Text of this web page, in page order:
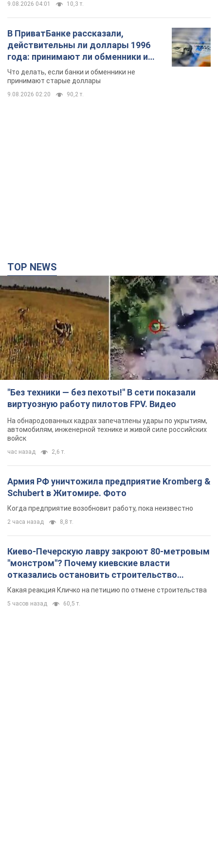
9.08.2026 04:01 10,3 т.
В ПриватБанке рассказали,
действительны ли доллары 1996
года: принимают ли обменники и
банки такие купюры
Что делать, если банки и обменники не
принимают старые доллары
9.08.2026 02:20 90,2 т.
TOP NEWS
"Без техники — без пехоты!" В сети показали
виртуозную работу пилотов FPV. Видео
На обнародованных кадрах запечатлены удары по укрытиям,
автомобилям, инженерной технике и живой силе российских
войск
час назад 2,6 т.
Армия РФ уничтожила предприятие Kromberg &
Schubert в Житомире. Фото
Когда предприятие возобновит работу, пока неизвестно
2 часа назад 8,8 т.
Киево-Печерскую лавру закроют 80-метровым
"монстром"? Почему киевские власти
отказались остановить строительство
небоскреба "московского верующего"
Какая реакция Кличко на петицию по отмене строительства
5 часов назад 60,5 т.